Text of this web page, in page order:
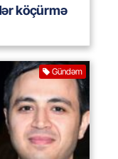
köçürmə
Gündəm